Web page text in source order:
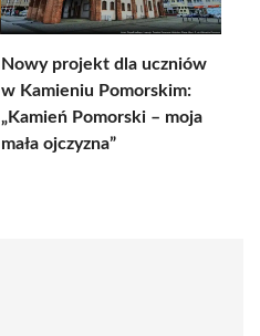
Nowy projekt dla uczniów
w Kamieniu Pomorskim:
„Kamień Pomorski – moja
mała ojczyzna”